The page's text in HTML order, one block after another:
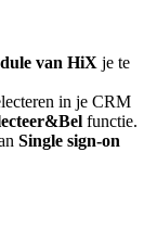
van HiX je te
in je CRM
functie.
Single sign-on